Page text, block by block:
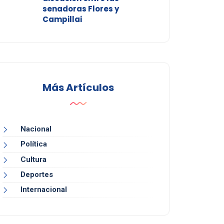
senadoras Flores y
Campillai
Más Artículos
Nacional
Política
Cultura
Deportes
Internacional